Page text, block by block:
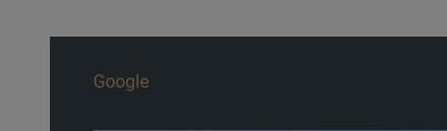
Google